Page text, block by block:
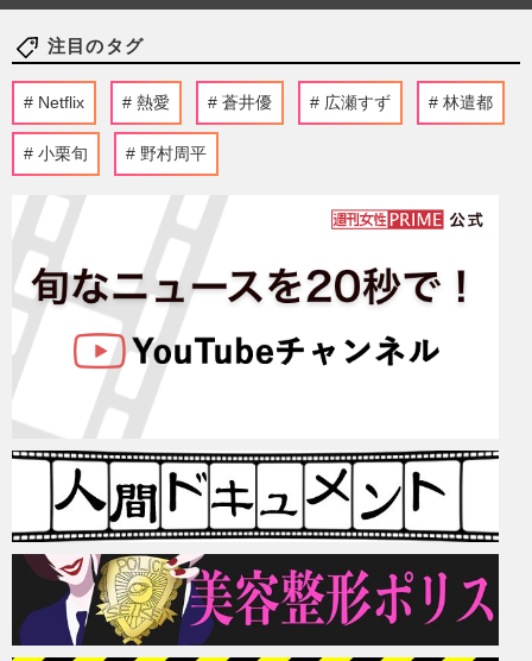
注目のタグ
Netflix 熱愛 蒼井優 広瀬すず 林遣都
小栗旬 野村周平